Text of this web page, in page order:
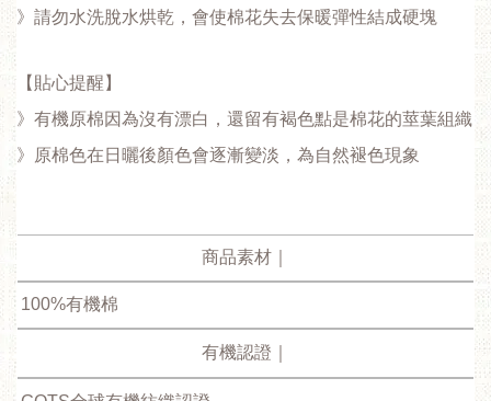
》請勿水洗脫水烘乾，會使棉花失去保暖彈性結成硬塊
【貼心提醒】
》有機原棉因為沒有漂白，還留有褐色點是棉花的莖葉組織
》原棉色在日曬後顏色會逐漸變淡，為自然褪色現象
商品素材｜
100%有機棉
有機認證｜